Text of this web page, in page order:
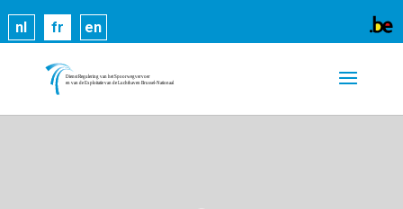
nl fr en
Les cookies nous permettent de vous proposer nos
services plus facilement. En utilisant nos services,
vous nous donnez expressément votre accord pour
exploiter ces cookies.